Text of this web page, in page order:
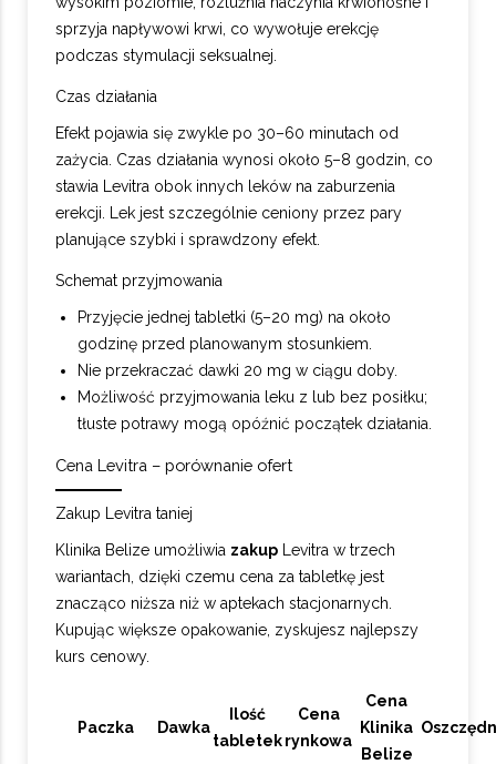
sprzyja napływowi krwi, co wywołuje erekcję
podczas stymulacji seksualnej.
Czas działania
Efekt pojawia się zwykle po 30–60 minutach od
zażycia. Czas działania wynosi około 5–8 godzin, co
stawia Levitra obok innych leków na zaburzenia
erekcji. Lek jest szczególnie ceniony przez pary
planujące szybki i sprawdzony efekt.
Schemat przyjmowania
Przyjęcie jednej tabletki (5–20 mg) na około
godzinę przed planowanym stosunkiem.
Nie przekraczać dawki 20 mg w ciągu doby.
Możliwość przyjmowania leku z lub bez posiłku;
tłuste potrawy mogą opóźnić początek działania.
Cena Levitra – porównanie ofert
Zakup Levitra taniej
Klinika Belize umożliwia zakup Levitra w trzech
wariantach, dzięki czemu cena za tabletkę jest
znacząco niższa niż w aptekach stacjonarnych.
Kupując większe opakowanie, zyskujesz najlepszy
kurs cenowy.
Paczka Dawka
Ilość
tabletek
Cena
rynkowa
Cena
Klinika
Belize